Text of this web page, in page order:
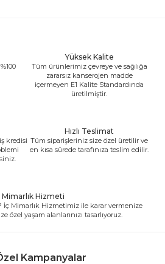
Yüksek Kalite
Tüm ürünlerimiz çevreye ve sağlığa
zararsız kanserojen madde
içermeyen E1 Kalite Standardında
üretilmiştir.
kredisi
Hızlı Teslimat
Tüm siparişleriniz size özel üretilir ve
en kısa sürede tarafınıza teslim edilir.
Mimarlık Hizmeti
İç Mimarlık Hizmetimiz ile karar vermenize
özel yaşam alanlarınızı tasarlıyoruz.
Kampanyalar